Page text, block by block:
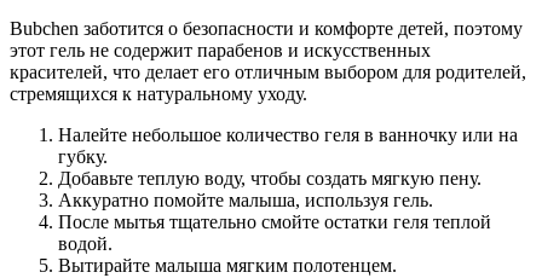
Bubchen заботится о безопасности и комфорте детей, поэтому
этот гель не содержит парабенов и искусственных
красителей, что делает его отличным выбором для родителей,
стремящихся к натуральному уходу.
Налейте небольшое количество геля в ванночку или на
губку.
Добавьте теплую воду, чтобы создать мягкую пену.
Аккуратно помойте малыша, используя гель.
После мытья тщательно смойте остатки геля теплой
водой.
Вытирайте малыша мягким полотенцем.